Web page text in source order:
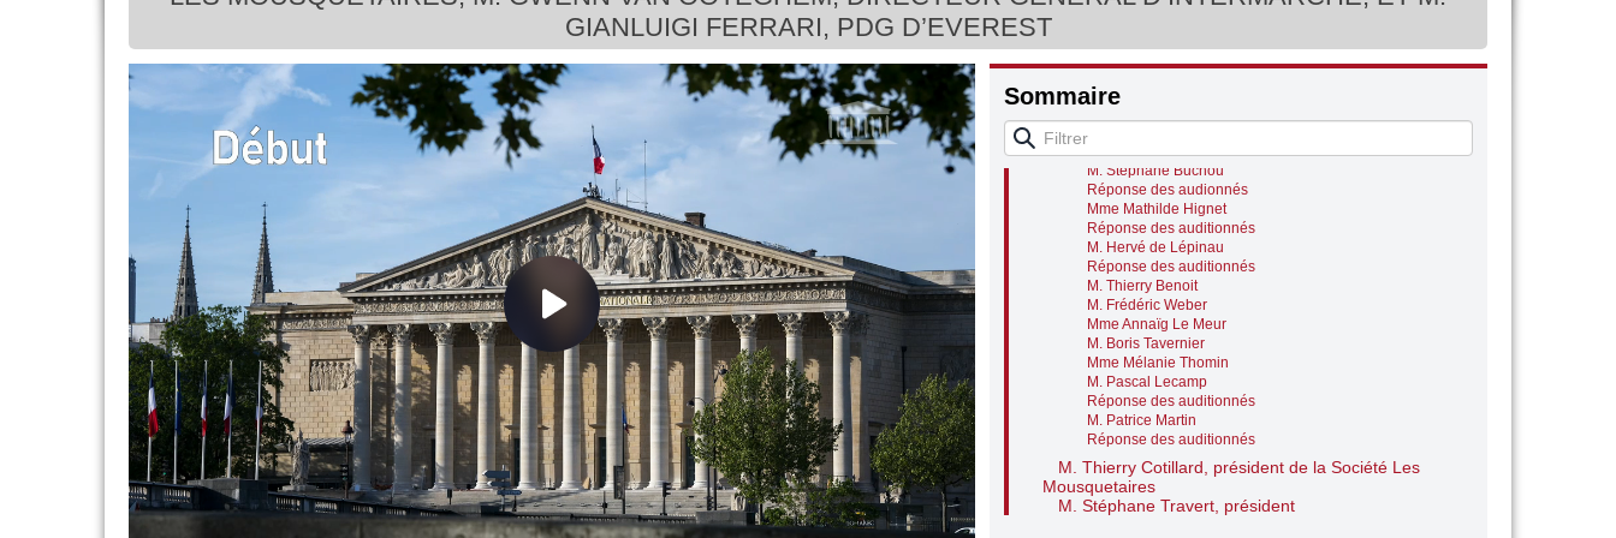
GIANLUIGI FERRARI, PDG D’EVEREST
Sommaire
Réponse des auditionnés
M. David Taupiac
Questions des députés
M. Robert Le Bourgeois
Réponse des auditionnés
M. Stéphane Buchou
Réponse des audionnés
Mme Mathilde Hignet
Réponse des auditionnés
M. Hervé de Lépinau
Réponse des auditionnés
M. Thierry Benoit
M. Frédéric Weber
Mme Annaïg Le Meur
M. Boris Tavernier
Mme Mélanie Thomin
M. Pascal Lecamp
Réponse des auditionnés
M. Patrice Martin
Réponse des auditionnés
M. Thierry Cotillard, président de la Société Les
Mousquetaires
M. Stéphane Travert, président